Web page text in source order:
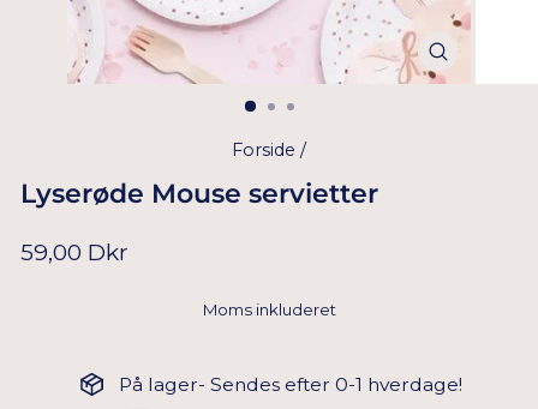
Forside /
Lyserøde Mouse servietter
Normal
59,00 Dkr
Moms inkluderet
På lager- Sendes efter 0-1 hverdage!